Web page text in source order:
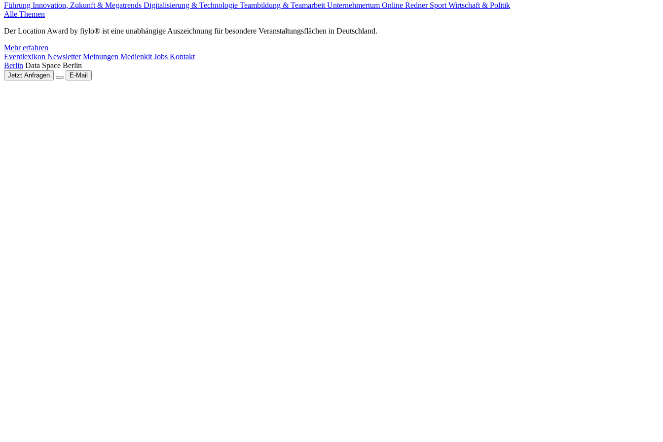
Führung Innovation, Zukunft & Megatrends Digitalisierung & Technologie Teambildung & Teamarbeit Unternehmertum Online Redner Sport Wirtschaft & Politik
Alle Themen
Der Location Award by fiylo® ist eine unabhängige Auszeichnung für besondere Veranstaltungsflächen in Deutschland.
Mehr erfahren
Eventlexikon NewsletterMeinungen Medienkit Jobs Kontakt
Berlin Data Space Berlin
Jetzt Anfragen E-Mail